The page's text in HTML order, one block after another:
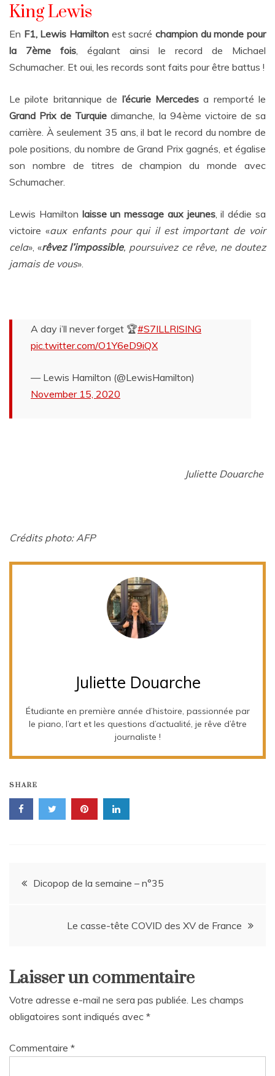
King Lewis
En F1, Lewis Hamilton est sacréchampion du monde pour
la 7ème fois, égalant ainsi le record de Michael
Schumacher. Et oui, les records sont faits pour être battus !
Le pilote britannique de l’écurie Mercedesa remporté le
Grand Prix de Turquie dimanche, la 94ème victoire de sa
carrière. À seulement 35 ans, il bat le record du nombre de
pole positions, du nombre de Grand Prix gagnés, et égalise
son nombre de titres de champion du monde avec
Schumacher.
Lewis Hamilton laisse un message aux jeunes, il dédie sa
victoire «aux enfants pour qui il est important de voir
cela», «rêvez l’impossible, poursuivez ce rêve, ne doutez
jamais de vous».
A day i’ll never forget 🏆#S7ILLRISING
pic.twitter.com/O1Y6eD9iQX
— Lewis Hamilton (@LewisHamilton)
November 15, 2020
Juliette Douarche
Crédits photo: AFP
Juliette Douarche
Étudiante en première année d’histoire, passionnée par
le piano, l’art et les questions d’actualité, je rêve d’être
journaliste !
SHARE
Navigation
Dicopop de la semaine – n°35
Le casse-tête COVID des XV de France
Laisser un commentaire
Votre adresse e-mail ne sera pas publiée. Les champs
obligatoires sont indiqués avec *
Commentaire *